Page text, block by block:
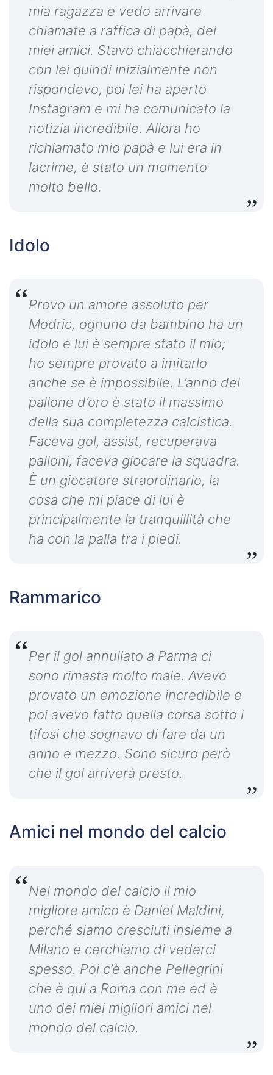
mia ragazza e vedo arrivare
chiamate a raffica di papà, dei
miei amici. Stavo chiacchierando
con lei quindi inizialmente non
rispondevo, poi lei ha aperto
Instagram e mi ha comunicato la
notizia incredibile. Allora ho
richiamato mio papà e lui era in
lacrime, è stato un momento
molto bello.
Idolo
Provo un amore assoluto per
Modric, ognuno da bambino ha un
idolo e lui è sempre stato il mio;
ho sempre provato a imitarlo
anche se è impossibile. L’anno del
pallone d’oro è stato il massimo
della sua completezza calcistica.
Faceva gol, assist, recuperava
palloni, faceva giocare la squadra.
È un giocatore straordinario, la
cosa che mi piace di lui è
principalmente la tranquillità che
ha con la palla tra i piedi.
Rammarico
Per il gol annullato a Parma ci
sono rimasta molto male. Avevo
provato un emozione incredibile e
poi avevo fatto quella corsa sotto i
tifosi che sognavo di fare da un
anno e mezzo. Sono sicuro però
che il gol arriverà presto.
Amici nel mondo del calcio
Nel mondo del calcio il mio
migliore amico è Daniel Maldini,
perché siamo cresciuti insieme a
Milano e cerchiamo di vederci
spesso. Poi c’è anche Pellegrini
che è qui a Roma con me ed è
uno dei miei migliori amici nel
mondo del calcio.